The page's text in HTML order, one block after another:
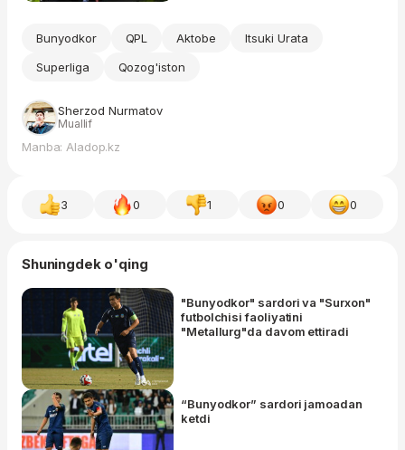
Bunyodkor QPL Aktobe
Itsuki Urata
Superliga
Qozog'iston
Sherzod Nurmatov
Muallif
Manba: Aladop.kz
3 0 1 0 0
Shuningdek o'qing
"Bunyodkor" sardori va "Surxon"
futbolchisi faoliyatini
"Metallurg"da davom ettiradi
“Bunyodkor” sardori jamoadan
ketdi